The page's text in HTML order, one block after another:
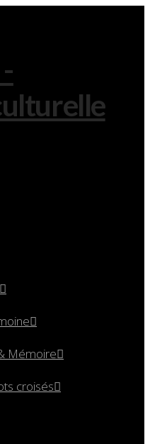
Mémoire
croisés